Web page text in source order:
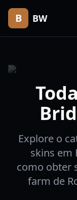
B BW
Explore o
skins em
como obter
farm de